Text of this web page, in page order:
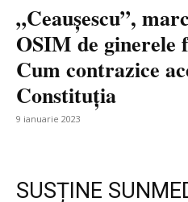
„Ceaușescu”,
OSIM de ginerele
Cum contrazice
Constituția
9 ianuarie 2023
SUSȚINE